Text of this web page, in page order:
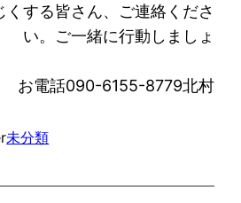
くする皆さん、ご連絡くださ
い。ご一緒に行動しましょ
お電話090-6155-8779北村
未分類